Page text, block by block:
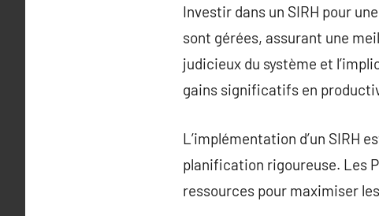
Investir dans un SIRH pour
sont gérées, assurant une
judicieux du système et
gains significatifs en
L’implémentation d’un SIRH
planification rigoureuse. Les
ressources pour maximiser